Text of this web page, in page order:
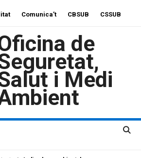
Comunica’t CBSUB CSSUB
de
i Medi